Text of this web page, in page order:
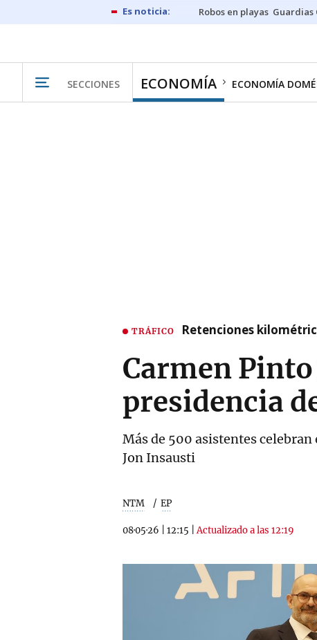
Robos en playas Guardias
SECCIONES ECONOMÍA ECONOMÍA
TRÁFICO Retenciones
Carmen Pinto
presidencia
Más de 500 asistentes
Jon Insausti
NTM EP
08·05·26 12:15 |Actualizado a las 12:19